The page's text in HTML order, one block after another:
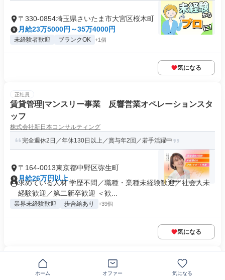
〒330-0854埼玉県さいたま市大宮区桜木町
月給23万5000円～35万4000円
未経験者歓迎 ブランクOK +1個
気になる
正社員
賃貸管理|マンスリー事業 反響営業オペレーションスタ
ッフ
株式会社新日本コンサルティング
完全週休2日／年休130日以上／賞与年2回／若手活躍中
〒164-0013東京都中野区弥生町
月給26万円以上
求めている人材 学歴不問／職種・業種未経験歓迎／社会人未
経験歓迎／第二新卒歓迎 ＜歓...
業界未経験歓迎 歩合給あり +39個
気になる
不動産会社での賃貸管理営業
ホーム オファー 気になる